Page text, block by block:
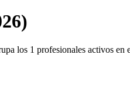
los 1 profesionales activos